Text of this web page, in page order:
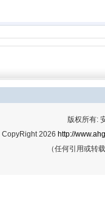
版权所有:
CopyRight 2026 http://
（任何引用或转